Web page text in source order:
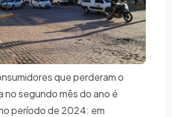
que perderam o
no segundo mês do ano é
período de 2024: em